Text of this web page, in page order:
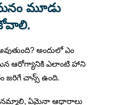
మూడు
అందులో ఎం
మన ఆరోగ్యానికి ఎలాంటి హాని
జరిగే చాన్స్ ఉంది.
నమ్మాలి, ఏమైనా ఆధారాలు